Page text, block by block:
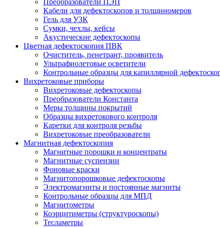
Преобразователи ПЭП
Кабели для дефектоскопов и толщиномеров
Гель для УЗК
Сумки, чехлы, кейсы
Акустические дефектоскопы
Цветная дефектоскопия ПВК
Очиститель, пенетрант, проявитель
Ультрафиолетовые осветители
Контрольные образцы для капиллярной
Вихретоковые приборы
Вихретоковые дефектоскопы
Преобразователи Константа
Меры толщины покрытий
Образцы вихретокового контроля
Каретки для контроля резьбы
Вихретоковые преобразователи
Магнитная дефектоскопия
Магнитные порошки и концентраты
Магнитные суспензии
Фоновые краски
Магнитопорошковые дефектоскопы
Электромагниты и постоянные магниты
Контрольные образцы для МПД
Магнитометры
Коэрцитиметры (структуроскопы)
Тесламетры